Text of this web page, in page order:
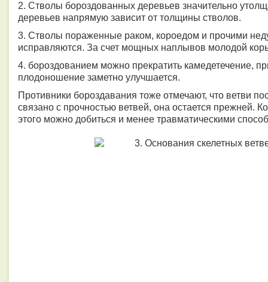
2. Стволы бороздованных деревьев значительно
деревьев напрямую зависит от толщины стволов.
3. Стволы пораженные раком, короедом и прочими
исправляются. За счет мощных наплывов молодой
4. бороздованием можно прекратить камедетечение,
плодоношение заметно улучшается.
Противники бороздавания тоже отмечают, что ветви
связано с прочностью ветвей, она остается прежней.
этого можно добиться и менее травматическими